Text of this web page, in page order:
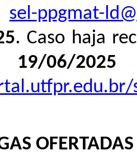
sel-ppgmat-
. Caso haja
19/06/2025
OFERTADAS